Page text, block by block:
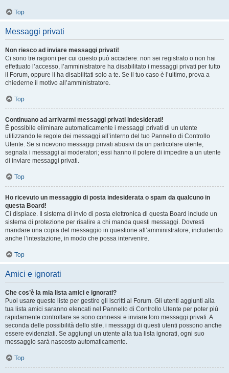
Top
Messaggi privati
Non riesco ad inviare messaggi privati!
Ci sono tre ragioni per cui questo può accadere: non sei registrato o non hai
effettuato l’accesso, l’amministratore ha disabilitato i messaggi privati per tutto
il Forum, oppure li ha disabilitati solo a te. Se il tuo caso è l’ultimo, prova a
chiederne il motivo all’amministratore.
Top
Continuano ad arrivarmi messaggi privati indesiderati!
È possibile eliminare automaticamente i messaggi privati ​​di un utente
utilizzando le regole dei messaggi all’interno del tuo Pannello di Controllo
Utente. Se si ricevono messaggi privati ​​abusivi da un particolare utente,
segnala i messaggi ai moderatori; essi hanno il potere di impedire a un utente
di inviare messaggi privati​​.
Top
Ho ricevuto un messaggio di posta indesiderata o spam da qualcuno in
questa Board!
Ci dispiace. Il sistema di invio di posta elettronica di questa Board include un
sistema di protezione per risalire a chi manda questi messaggi. Dovresti
mandare una copia del messaggio in questione all’amministratore, includendo
anche l’intestazione, in modo che possa intervenire.
Top
Amici e ignorati
Che cos’è la mia lista amici e ignorati?
Puoi usare queste liste per gestire gli iscritti al Forum. Gli utenti aggiunti alla
tua lista amici saranno elencati nel Pannello di Controllo Utente per poter più
rapidamente controllare se sono connessi e inviare loro messaggi privati. A
seconda delle possibilità dello stile, i messaggi di questi utenti possono anche
essere evidenziati. Se aggiungi un utente alla tua lista ignorati, ogni suo
messaggio sarà nascosto automaticamente.
Top